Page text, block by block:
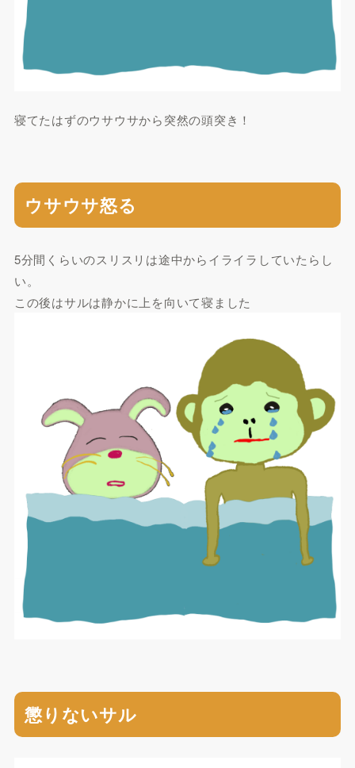
寝てたはずのウサウサから突然の頭突き！
ウサウサ怒る
5分間くらいのスリスリは途中からイライラしていたらし
い。
この後はサルは静かに上を向いて寝ました
懲りないサル